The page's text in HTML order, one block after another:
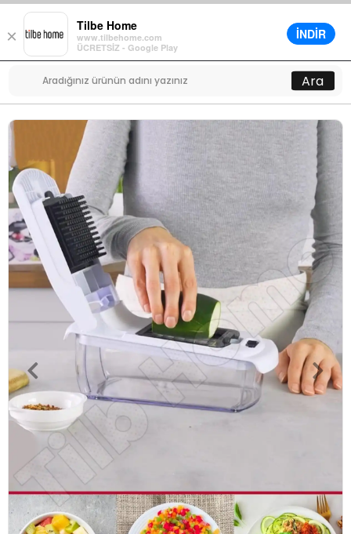
×
Tilbe Home
www.tilbehome.com
ÜCRETSİZ - Google Play
İNDİR
Menü
0
Ara